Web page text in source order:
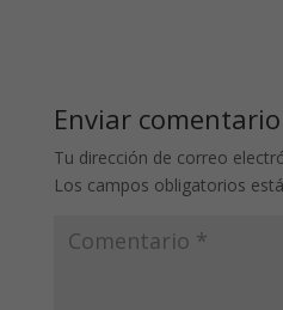
Enviar comentario
Tu dirección de correo
Los campos obligatorios